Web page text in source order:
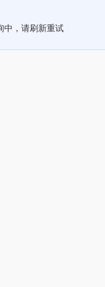
中，请刷新重试